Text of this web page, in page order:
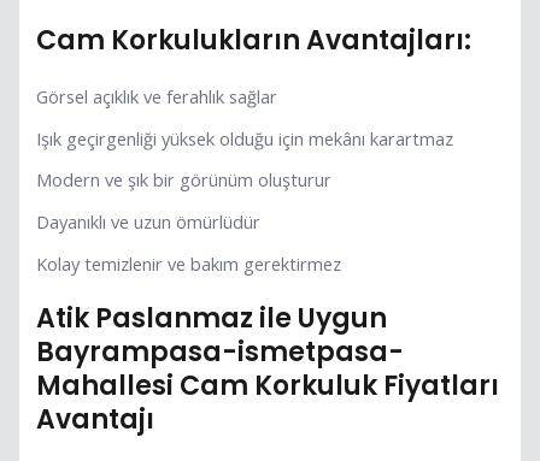
Cam Korkulukların Avantajları:
Görsel açıklık ve ferahlık sağlar
Işık geçirgenliği yüksek olduğu için mekânı karartmaz
Modern ve şık bir görünüm oluşturur
Dayanıklı ve uzun ömürlüdür
Kolay temizlenir ve bakım gerektirmez
Atik Paslanmaz ile Uygun
Bayrampasa-ismetpasa-
Mahallesi Cam Korkuluk Fiyatları
Avantajı